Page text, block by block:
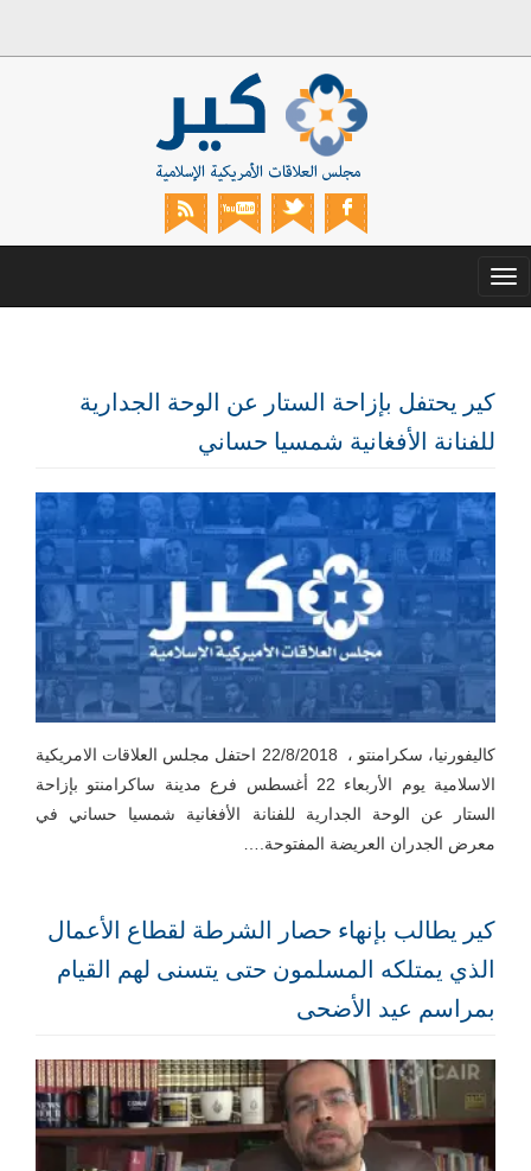
Toggle
navigation
كير يحتفل بإزاحة الستار عن الوحة الجدارية
للفنانة الأفغانية شمسيا حساني
كاليفورنيا، سكرامنتو ، 22/8/2018 احتفل مجلس العلاقات الامريكية
الاسلامية يوم الأربعاء 22 أغسطس فرع مدينة ساكرامنتو بإزاحة
الستار عن الوحة الجدارية للفنانة الأفغانية شمسيا حساني في
معرض الجدران العريضة المفتوحة.…
كير يطالب بإنهاء حصار الشرطة لقطاع الأعمال
الذي يمتلكه المسلمون حتى يتسنى لهم القيام
بمراسم عيد الأضحى